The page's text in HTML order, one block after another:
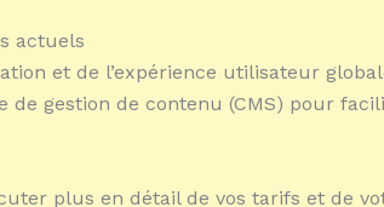
actuels
et de l’expérience utilisateur
de gestion de contenu (CMS) pour
plus en détail de vos tarifs et de